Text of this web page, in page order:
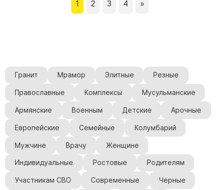
1 2 3 4 »
Гранит Мрамор Элитные Резные
Православные Комплексы Мусульманские
Армянские Военным Детские Арочные
Европейские Семейные Колумбарий
Мужчине Врачу Женщине
Индивидуальные Ростовые Родителям
Участникам СВО Современные Черные